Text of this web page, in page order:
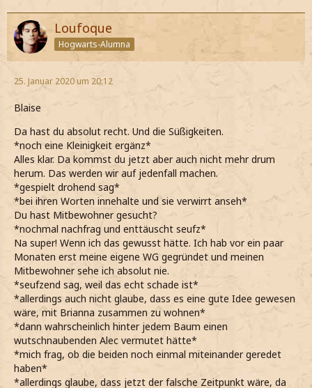
Loufoque
Hogwarts-Alumna
25. Januar 2020 um 20:12
Blaise
Da hast du absolut recht. Und die Süßigkeiten.
*noch eine Kleinigkeit ergänz*
Alles klar. Da kommst du jetzt aber auch nicht mehr drum
herum. Das werden wir auf jedenfall machen.
*gespielt drohend sag*
*bei ihren Worten innehalte und sie verwirrt anseh*
Du hast Mitbewohner gesucht?
*nochmal nachfrag und enttäuscht seufz*
Na super! Wenn ich das gewusst hätte. Ich hab vor ein paar
Monaten erst meine eigene WG gegründet und meinen
Mitbewohner sehe ich absolut nie.
*seufzend sag, weil das echt schade ist*
*allerdings auch nicht glaube, dass es eine gute Idee gewesen
wäre, mit Brianna zusammen zu wohnen*
*dann wahrscheinlich hinter jedem Baum einen
wutschnaubenden Alec vermutet hätte*
*mich frag, ob die beiden noch einmal miteinander geredet
haben*
*allerdings glaube, dass jetzt der falsche Zeitpunkt wäre, da